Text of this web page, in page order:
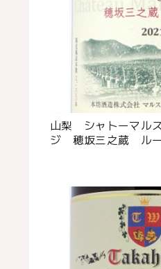
山梨 シャトーマル
ジ 穂坂三之蔵 ルー